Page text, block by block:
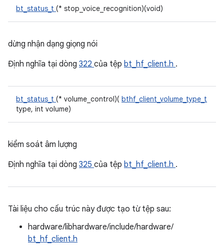
bt_status_t (* stop_voice_recognition)(void)
dừng nhận dạng giọng nói
Định nghĩa tại dòng 322 của tệp bt_hf_client.h .
bt_status_t (* volume_control)( bthf_client_volume_type_t
type, int volume)
kiểm soát âm lượng
Định nghĩa tại dòng 325 của tệp bt_hf_client.h .
Tài liệu cho cấu trúc này được tạo từ tệp sau:
hardware/libhardware/include/hardware/
bt_hf_client.h